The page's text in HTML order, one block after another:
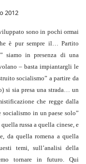
2012
sono in pochi ormai
è pur sempre il… Partito
siamo in presenza di una
– basta impiantargli le
socialismo” a partire da
si sia presa una strada… un
che regge dalla
in un paese solo”
russa a quella cinese, e
da quella romena a quella
temi, sull’analisi della
tornare in futuro. Qui